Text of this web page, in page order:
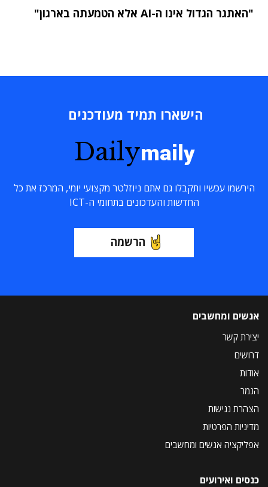
"האתגר הגדול אינו ה-AI אלא הטמעתה בארגון"
הישארו תמיד מעודכנים
Dailymaily
הירשמו עכשיו ותקבלו גם אתם ניוזלטר מקצועי יומי, המרכז את כל
החדשות והעדכונים בתחומי ה-ICT
הרשמה
אנשים ומחשבים
יצירת קשר
דרושים
אודות
הנמר
הצהרת נגישות
מדיניות הפרטיות
אפליקציה אנשים ומחשבים
כנסים ואירועים